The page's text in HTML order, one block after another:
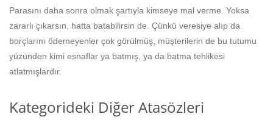
Eğitim
Diğer
Hızlı Okuma Testi
Hesaplamalar
Eğitim Haberleri
Parasını daha sonra olmak şartıyla kimseye mal verme. Yoksa
zararlı çıkarsın, hatta batabilirsin de. Çünkü veresiye alıp da
borçlarını ödemeyenler çok görülmüş, müşterilerin de bu tutumu
yüzünden kimi esnaflar ya batmış, ya da batma tehlikesi
atlatmışlardır.
Kategorideki Diğer Atasözleri